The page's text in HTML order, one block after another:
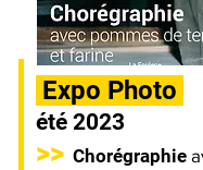
Expo Photo
été 2023
>> Chorégraphie